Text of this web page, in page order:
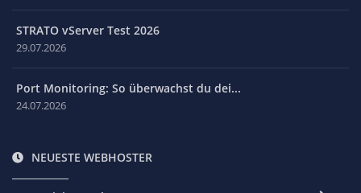
STRATO vServer Test 2026
29.07.2026
Port Monitoring: So überwachst du dei...
24.07.2026
NEUESTE WEBHOSTER